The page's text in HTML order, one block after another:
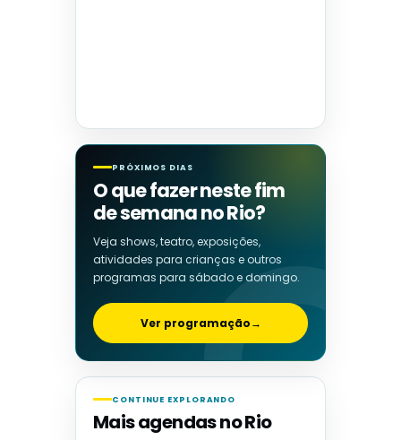
PRÓXIMOS DIAS
O que fazer neste fim
de semana no Rio?
Veja shows, teatro, exposições,
atividades para crianças e outros
programas para sábado e domingo.
Ver programação→
CONTINUE EXPLORANDO
Mais agendas no Rio